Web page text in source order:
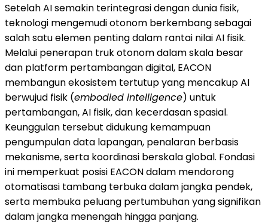
Setelah AI semakin terintegrasi dengan dunia fisik,
teknologi mengemudi otonom berkembang sebagai
salah satu elemen penting dalam rantai nilai AI fisik.
Melalui penerapan truk otonom dalam skala besar
dan platform pertambangan digital, EACON
membangun ekosistem tertutup yang mencakup AI
berwujud fisik (embodied intelligence) untuk
pertambangan, AI fisik, dan kecerdasan spasial.
Keunggulan tersebut didukung kemampuan
pengumpulan data lapangan, penalaran berbasis
mekanisme, serta koordinasi berskala global. Fondasi
ini memperkuat posisi EACON dalam mendorong
otomatisasi tambang terbuka dalam jangka pendek,
serta membuka peluang pertumbuhan yang signifikan
dalam jangka menengah hingga panjang.